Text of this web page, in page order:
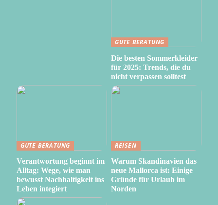
GUTE BERATUNG
Die besten Sommerkleider
für 2025: Trends, die du
nicht verpassen solltest
GUTE BERATUNG
Verantwortung beginnt im
Alltag: Wege, wie man
bewusst Nachhaltigkeit ins
Leben integiert
REISEN
Warum Skandinavien das
neue Mallorca ist: Einige
Gründe für Urlaub im
Norden